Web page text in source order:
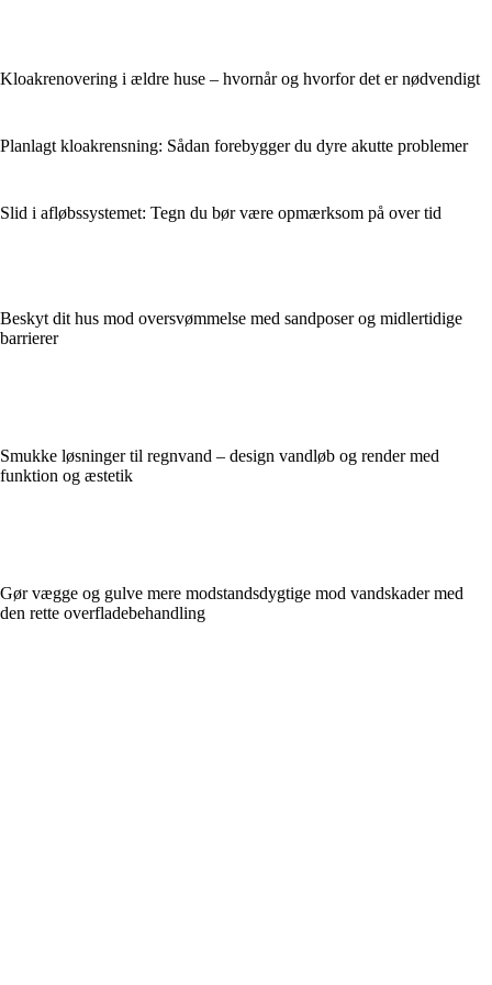
Kloakrenovering i ældre huse – hvornår og hvorfor det er nødvendigt
Planlagt kloakrensning: Sådan forebygger du dyre akutte problemer
Slid i afløbssystemet: Tegn du bør være opmærksom på over tid
Beskyt dit hus mod oversvømmelse med sandposer og midlertidige
barrierer
Smukke løsninger til regnvand – design vandløb og render med
funktion og æstetik
Gør vægge og gulve mere modstandsdygtige mod vandskader med
den rette overfladebehandling